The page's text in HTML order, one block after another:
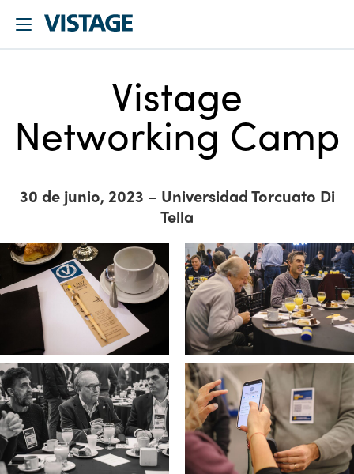
Vistage
Networking Camp
30 de junio, 2023 – Universidad Torcuato Di
Tella